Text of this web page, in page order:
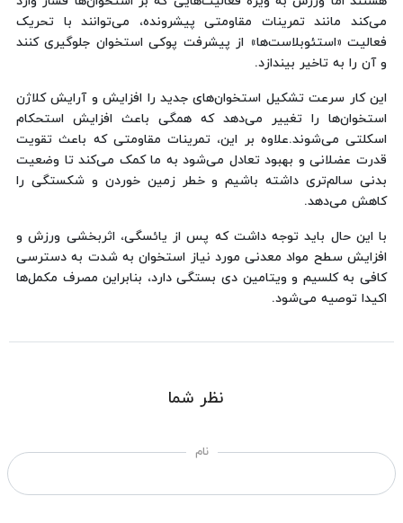
می‌کند مانند تمرینات مقاومتی پیشرونده، می‌توانند با تحریک
فعالیت «استئوبلاست‌ها» از پیشرفت پوکی استخوان جلوگیری کنند
و آن را به تاخیر بیندازد.
این کار سرعت تشکیل استخوان‌های جدید را افزایش و آرایش کلاژن
استخوان‌ها را تغییر می‌دهد که همگی باعث افزایش استحکام
اسکلتی می‌شوند.علاوه بر این، تمرینات مقاومتی که باعث تقویت
قدرت عضلانی و بهبود تعادل می‌شود به ما کمک می‌کند تا وضعیت
بدنی سالم‌تری داشته باشیم و خطر زمین خوردن و شکستگی را
کاهش می‌دهد.
با این حال باید توجه داشت که پس از یائسگی، اثربخشی ورزش و
افزایش سطح مواد معدنی مورد نیاز استخوان به شدت به دسترسی
کافی به کلسیم و ویتامین دی بستگی دارد، بنابراین مصرف مکمل‌ها
اکیدا توصیه می‌شود.
نظر شما
نام